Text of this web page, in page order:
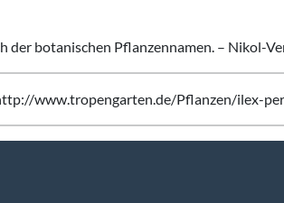
botanischen Pflanzennamen. – Nikol-
www.tropengarten.de/Pflanzen/ilex-